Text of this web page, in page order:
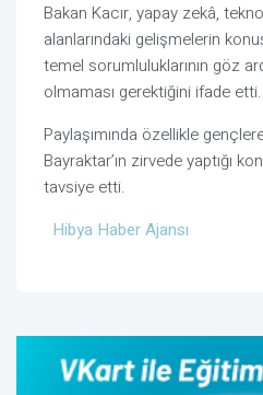
Bakan Kacır, yapay zekâ,
alanlarındaki gelişmelerin
temel sorumluluklarının göz
olmaması gerektiğini ifade etti.
Paylaşımında özellikle
Bayraktar’ın zirvede yaptığı
tavsiye etti.
Hibya Haber Ajansı